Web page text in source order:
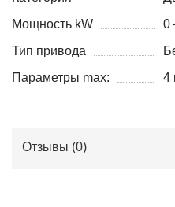
Мощность kW
0
Тип привода
Параметры max:
4
Отзывы (0)